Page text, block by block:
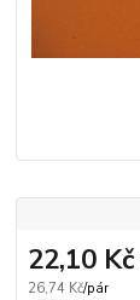
26,74 Kč/pár
22,10 Kč